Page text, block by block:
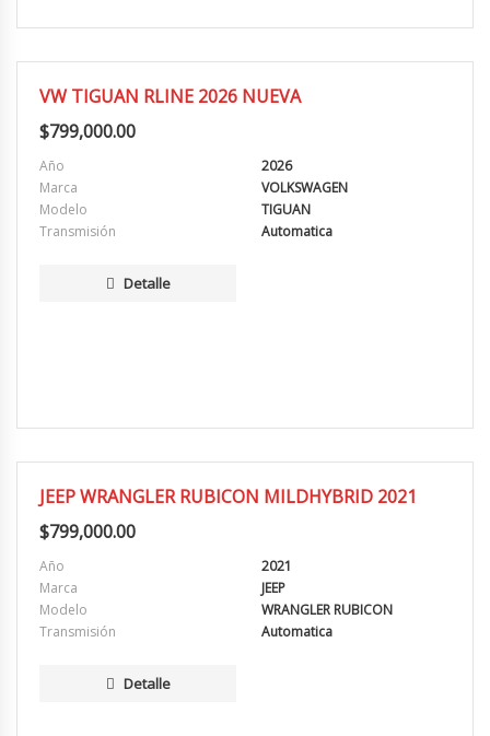
EXCELENTE
VW TIGUAN RLINE 2026 NUEVA
$799,000.00
Año
2026
Marca
VOLKSWAGEN
Modelo
TIGUAN
Transmisión
Automatica
Detalle
EXCELENTE
JEEP WRANGLER RUBICON MILDHYBRID 2021
$799,000.00
Año
2021
Marca
JEEP
Modelo
WRANGLER RUBICON
Transmisión
Automatica
Detalle